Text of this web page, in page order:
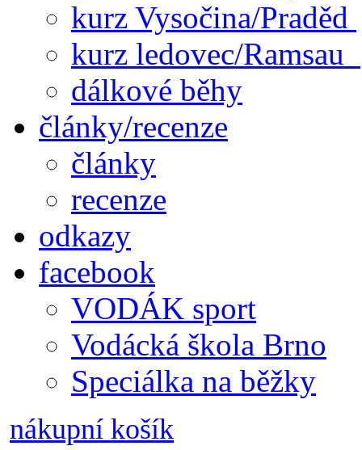
kurz Vysočina/Praděd
kurz ledovec/Ramsau
dálkové běhy
články/recenze
články
recenze
odkazy
facebook
VODÁK sport
Vodácká škola Brno
Speciálka na běžky
nákupní košík